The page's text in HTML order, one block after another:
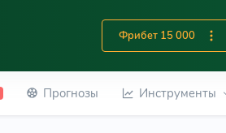
Фрибет 15 000
Прогнозы Инструменты